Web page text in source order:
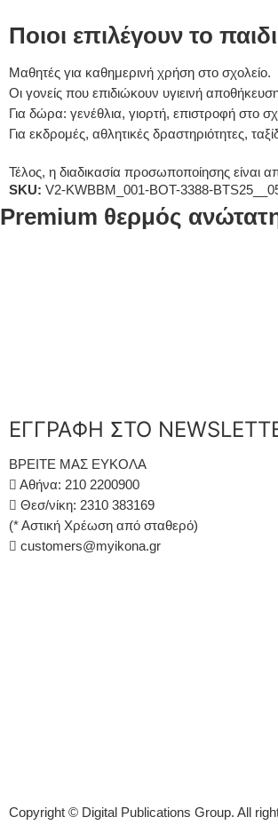
Ποιοι επιλέγουν το
Μαθητές για καθημερινή χρήση στο σχολείο.
Οι γονείς που επιδιώκουν υγιεινή
Για δώρα: γενέθλια, γιορτή, επιστροφή στο
Για εκδρομές, αθλητικές δραστηριότητες,
Τέλος, η διαδικασία προσωποποίησης
SKU: V2-KWBBM_001-BOT-3388-
Premium θερμός
ΕΓΓΡΑΦΗ ΣΤΟ
ΒΡΕΙΤΕ ΜΑΣ ΕΥΚΟΛΑ
Αθήνα: 210 2200900
Θεσ/νίκη: 2310 383169
(* Αστική Χρέωση από σταθερό)
customers@myikona.gr
Copyright © Digital Publications Group. All